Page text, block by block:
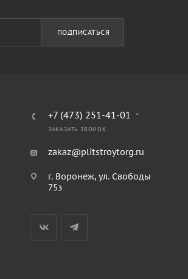
ПОДПИСАТЬСЯ
+7 (473) 251-41-01
ЗАКАЗАТЬ ЗВОНОК
zakaz@plitstroytorg.ru
г. Воронеж, ул. Свободы
75з